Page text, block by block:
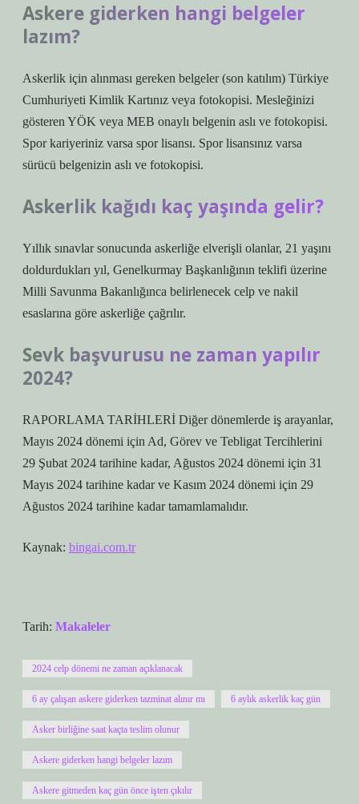
Askere giderken hangi belgeler
lazım?
Askerlik için alınması gereken belgeler (son katılım) Türkiye
Cumhuriyeti Kimlik Kartınız veya fotokopisi. Mesleğinizi
gösteren YÖK veya MEB onaylı belgenin aslı ve fotokopisi.
Spor kariyeriniz varsa spor lisansı. Spor lisansınız varsa
sürücü belgenizin aslı ve fotokopisi.
Askerlik kağıdı kaç yaşında gelir?
Yıllık sınavlar sonucunda askerliğe elverişli olanlar, 21 yaşını
doldurdukları yıl, Genelkurmay Başkanlığının teklifi üzerine
Milli Savunma Bakanlığınca belirlenecek celp ve nakil
esaslarına göre askerliğe çağrılır.
Sevk başvurusu ne zaman yapılır
2024?
RAPORLAMA TARİHLERİ Diğer dönemlerde iş arayanlar,
Mayıs 2024 dönemi için Ad, Görev ve Tebligat Tercihlerini
29 Şubat 2024 tarihine kadar, Ağustos 2024 dönemi için 31
Mayıs 2024 tarihine kadar ve Kasım 2024 dönemi için 29
Ağustos 2024 tarihine kadar tamamlamalıdır.
Kaynak: bingai.com.tr
Tarih: Makaleler
2024 celp dönemi ne zaman açıklanacak
6 ay çalışan askere giderken tazminat alınır mı 6 aylık askerlik kaç gün
Asker birliğine saat kaçta teslim olunur
Askere giderken hangi belgeler lazım
Askere gitmeden kaç gün önce işten çıkılır